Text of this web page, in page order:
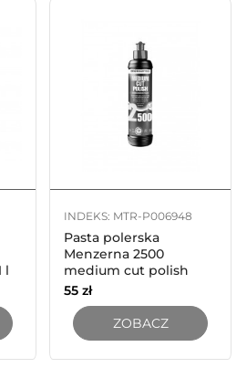
l
INDEKS: MTR-P006948
Pasta polerska
Menzerna 2500
medium cut polish
250ml
55 zł
ZOBACZ